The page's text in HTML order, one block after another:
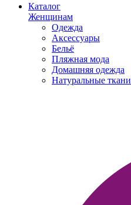
Каталог
Женщинам
Одежда
Аксессуары
Бельё
Пляжная мода
Домашняя одежда
Натуральные ткани